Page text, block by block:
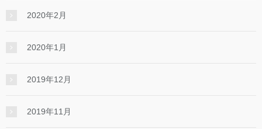
2020年2月
2020年1月
2019年12月
2019年11月